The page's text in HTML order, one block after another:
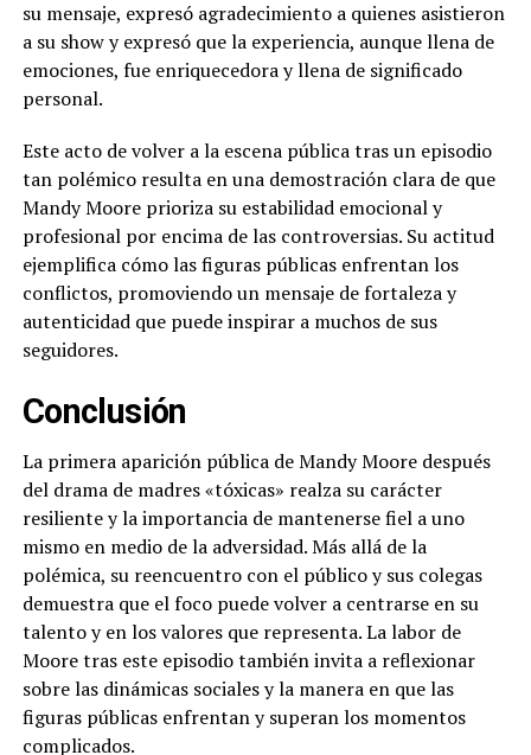
su mensaje, expresó agradecimiento a quienes asistieron
a su show y expresó que la experiencia, aunque llena de
emociones, fue enriquecedora y llena de significado
personal.
Este acto de volver a la escena pública tras un episodio
tan polémico resulta en una demostración clara de que
Mandy Moore prioriza su estabilidad emocional y
profesional por encima de las controversias. Su actitud
ejemplifica cómo las figuras públicas enfrentan los
conflictos, promoviendo un mensaje de fortaleza y
autenticidad que puede inspirar a muchos de sus
seguidores.
Conclusión
La primera aparición pública de Mandy Moore después
del drama de madres «tóxicas» realza su carácter
resiliente y la importancia de mantenerse fiel a uno
mismo en medio de la adversidad. Más allá de la
polémica, su reencuentro con el público y sus colegas
demuestra que el foco puede volver a centrarse en su
talento y en los valores que representa. La labor de
Moore tras este episodio también invita a reflexionar
sobre las dinámicas sociales y la manera en que las
figuras públicas enfrentan y superan los momentos
complicados.